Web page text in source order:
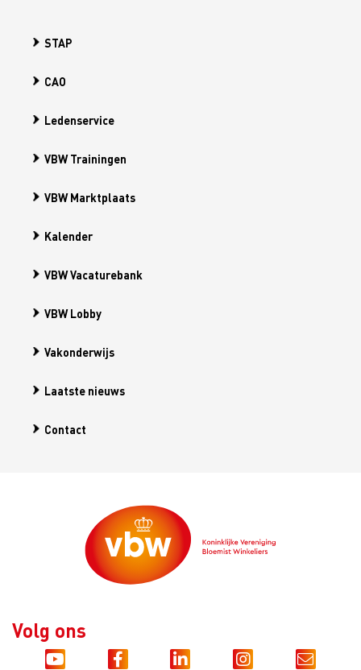
STAP
CAO
Ledenservice
VBW Trainingen
VBW Marktplaats
Kalender
VBW Vacaturebank
VBW Lobby
Vakonderwijs
Laatste nieuws
Contact
Volg ons